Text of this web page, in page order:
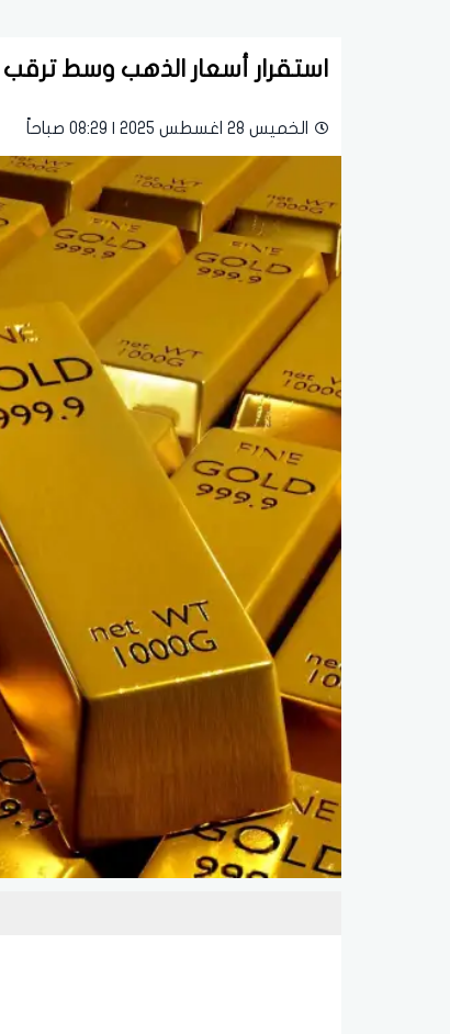
استقرار أسعار الذهب وسط ترقب
الخميس 28 اغسطس 2025 | 08:29 صباحاً